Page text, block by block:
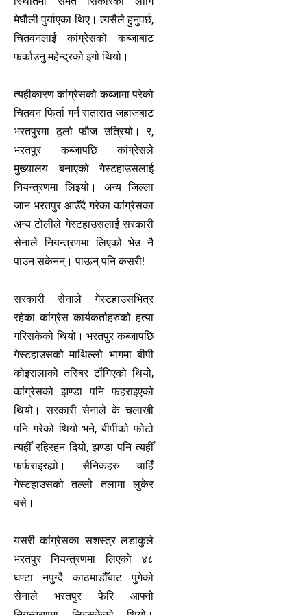
मेघौली पुर्याएका थिए। त्यसैले हुनुपर्छ,
चितवनलाई कांग्रेसको कब्जाबाट
फर्काउनु महेन्द्रको इगो थियो।
त्यहीकारण कांग्रेसको कब्जामा परेको
चितवन फिर्ता गर्न रातारात जहाजबाट
भरतपुरमा ठूलो फौज उत्रियो। र,
भरतपुर कब्जापछि कांग्रेसले
मुख्यालय बनाएको गेस्टहाउसलाई
नियन्त्रणमा लिइयो। अन्य जिल्ला
जान भरतपुर आउँदै गरेका कांग्रेसका
अन्य टोलीले गेस्टहाउसलाई सरकारी
सेनाले नियन्त्रणमा लिएको भेउ नै
पाउन सकेनन्। पाऊन् पनि कसरी!
सरकारी सेनाले गेस्टहाउसभित्र
रहेका कांग्रेस कार्यकर्ताहरुको हत्या
गरिसकेको थियो। भरतपुर कब्जापछि
गेस्टहाउसको माथिल्लो भागमा बीपी
कोइरालाको तस्बिर टाँगिएको थियो,
कांग्रेसको झण्डा पनि फहराइएको
थियो। सरकारी सेनाले के चलाखी
पनि गरेको थियो भने, बीपीको फोटो
त्यहीँ रहिरहन दियो, झण्डा पनि त्यहीँ
फर्फराइरह्यो। सैनिकहरु चाहिँ
गेस्टहाउसको तल्लो तलामा लुकेर
बसे।
यसरी कांग्रेसका सशस्त्र लडाकुले
भरतपुर नियन्त्रणमा लिएको ४८
घण्टा नपुग्दै काठमाडौँबाट पुगेको
सेनाले भरतपुर फेरि आफ्नो